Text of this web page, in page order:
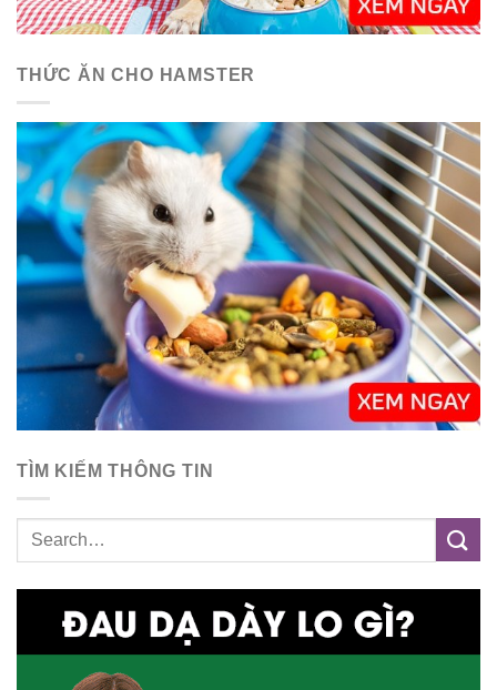
THỨC ĂN CHO HAMSTER
TÌM KIẾM THÔNG TIN